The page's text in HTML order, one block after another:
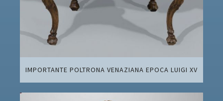
IMPORTANTE POLTRONA VENAZIANA EPOCA LUIGI XV